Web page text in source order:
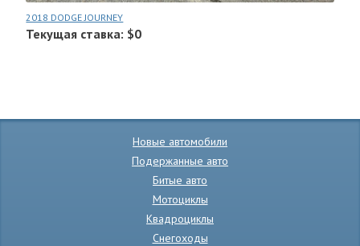
2018 DODGE JOURNEY
Текущая ставка: $0
Новые автомобили
Подержанные авто
Битые авто
Мотоциклы
Квадроциклы
Снегоходы